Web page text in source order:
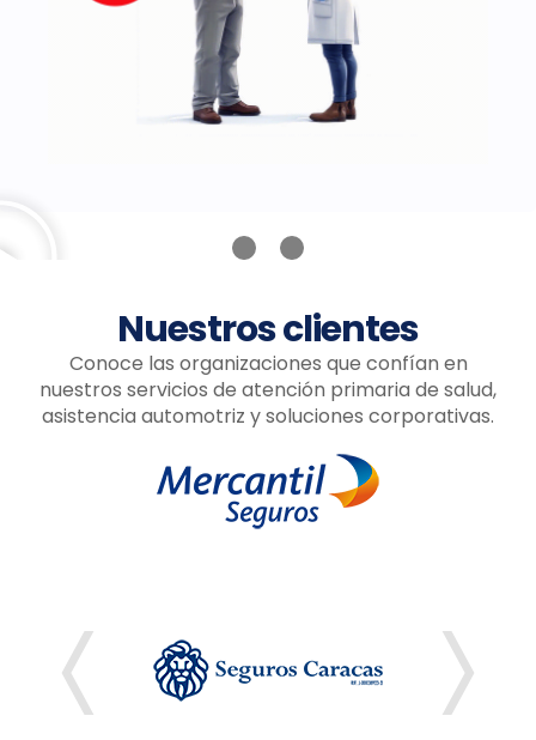
Nuestros clientes
Conoce las organizaciones que confían en
nuestros servicios de atención primaria de salud,
asistencia automotriz y soluciones corporativas.